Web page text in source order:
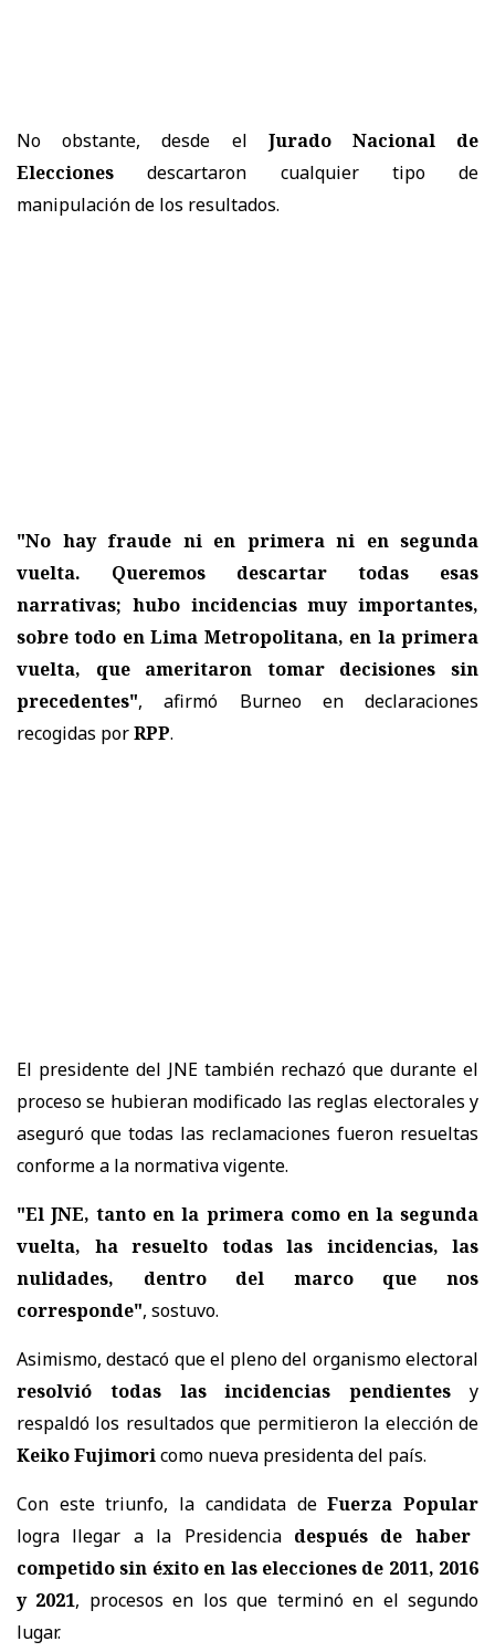
No obstante, desde el Jurado Nacional de
Elecciones descartaron cualquier tipo de
manipulación de los resultados.
"No hay fraude ni en primera ni en segunda
vuelta. Queremos descartar todas esas
narrativas; hubo incidencias muy importantes,
sobre todo en Lima Metropolitana, en la primera
vuelta, que ameritaron tomar decisiones sin
precedentes", afirmó Burneo en declaraciones
recogidas porRPP.
El presidente del JNE también rechazó que durante el
proceso se hubieran modificado las reglas electorales y
aseguró que todas las reclamaciones fueron resueltas
conforme a la normativa vigente.
"El JNE, tanto en la primera como en la segunda
vuelta, ha resuelto todas las incidencias, las
nulidades, dentro del marco que nos
corresponde", sostuvo.
Asimismo, destacó que el pleno del organismo electoral
resolvió todas las incidencias pendientes y
respaldó los resultados que permitieron la elección de
Keiko Fujimoricomo nueva presidenta del país.
Con este triunfo, la candidata deFuerza Popular
logra llegar a la Presidencia después de haber
competido sin éxito en las elecciones de 2011, 2016
y 2021, procesos en los que terminó en el segundo
lugar.